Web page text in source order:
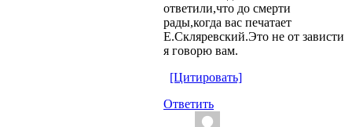
ответили,что до смерти
рады,когда вас печатает
Е.Скляревский.Это не от зависти
я говорю вам.
[Цитировать]
Ответить